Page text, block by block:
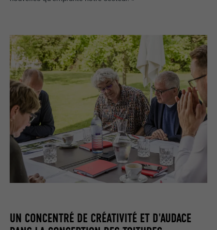
UN CONCENTRÉ DE CRÉATIVITÉ ET D'AUDACE